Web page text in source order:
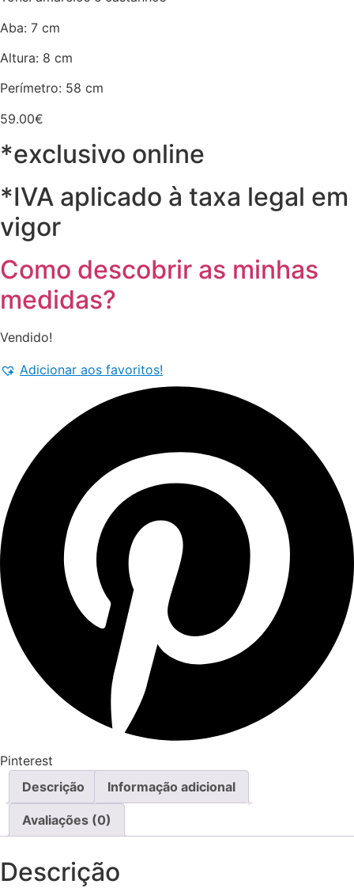
Aba: 7 cm
Altura: 8 cm
Perímetro: 58 cm
59.00€
*exclusivo online
*IVA aplicado à taxa legal em
vigor
Como descobrir as minhas
medidas?
Vendido!
Adicionar aos favoritos!
Pinterest
Descrição
Informação adicional
Avaliações (0)
Descrição